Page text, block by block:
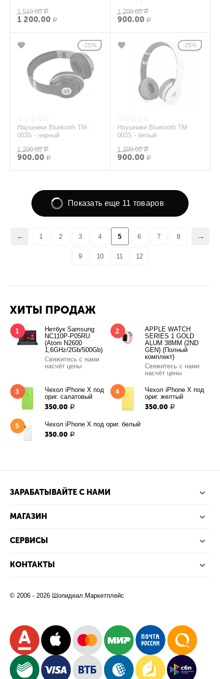
1 510.00 Р
1 200.00 Р
1 200.00 Р
900.00 Р
25%
Наушники Bluetooth TM-
003S - черный
1 200.00 Р
900.00 Р
25%
Наушники Bluetooth TM-
003S - белый
1 200.00 Р
900.00 Р
Показать еще 11 товаров
1 2 3 4 5 6 7 8
9 10 11 12
ХИТЫ ПРОДАЖ
1
Нетбук Samsung
NC110P-P05RU
(Atom N2600
1,6GHz/2Gb/500Gb)
Свяжитесь с нами
насчёт цены
2
APPLE WATCH
SERIES 1 GOLD
ALUM 38MM (2ND
GEN) (Полный
комплект)
Свяжитесь с нами
насчёт цены
3
Чехол iPhone X под
ориг. салатовый
350.00 Р
4
Чехол iPhone X под
ориг. желтый
350.00 Р
5 Чехол iPhone X под ориг. белый
350.00 Р
ЗАРАБАТЫВАЙТЕ С НАМИ
МАГАЗИН
СЕРВИСЫ
КОНТАКТЫ
© 2006 - 2026 Шопидеал.Маркетплейс